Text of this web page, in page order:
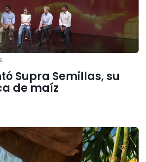
Supra Semillas, su
de maíz